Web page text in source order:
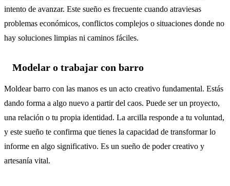
intento de avanzar. Este sueño es frecuente cuando atraviesas
problemas económicos, conflictos complejos o situaciones donde no
hay soluciones limpias ni caminos fáciles.
Modelar o trabajar con barro
Moldear barro con las manos es un acto creativo fundamental. Estás
dando forma a algo nuevo a partir del caos. Puede ser un proyecto,
una relación o tu propia identidad. La arcilla responde a tu voluntad,
y este sueño te confirma que tienes la capacidad de transformar lo
informe en algo significativo. Es un sueño de poder creativo y
artesanía vital.